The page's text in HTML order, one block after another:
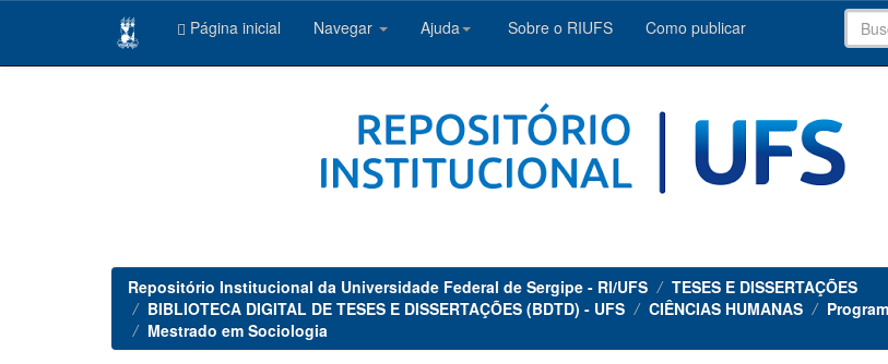
Página inicial Navegar Ajuda Sobre o RIUFS Como publicar
Repositório Institucional da Universidade Federal de Sergipe - RI/UFS
TESES E DISSERTAÇÕES
BIBLIOTECA DIGITAL DE TESES E DISSERTAÇÕES (BDTD) - UFS
CIÊNCIAS HUMANAS
Mestrado em Sociologia